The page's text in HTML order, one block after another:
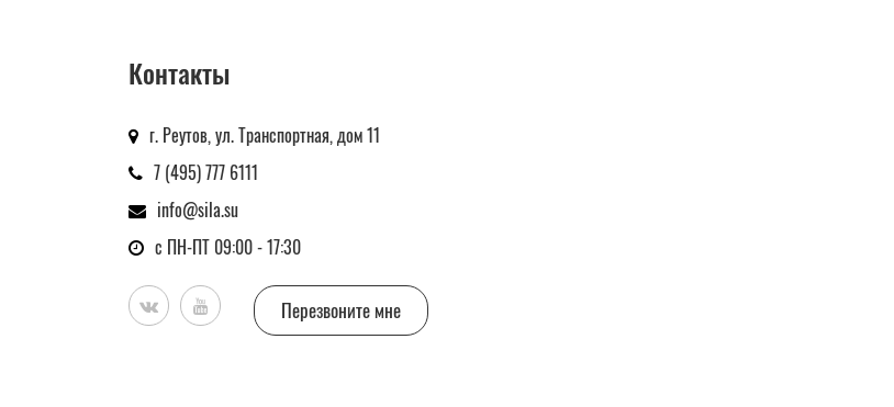
Контакты
г. Реутов, ул. Транспортная, дом 11
7 (495) 777 6111
info@sila.su
с ПН-ПТ 09:00 - 17:30
Перезвоните мне